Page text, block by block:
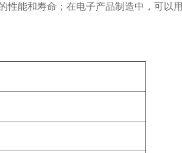
性能和寿命；在电子产品制造中，可以